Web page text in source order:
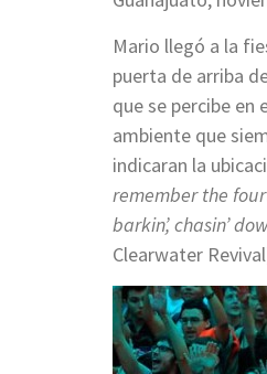
Mario llegó a la
puerta de arriba
que se percibe en
ambiente que
indicaran la
remember the
barkin’, chasin’
Clearwater